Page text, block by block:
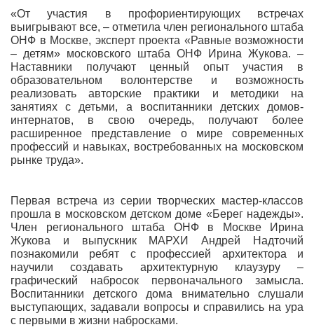
«От участия в профориентирующих встречах
выигрывают все, – отметила член регионального штаба
ОНФ в Москве, эксперт проекта «Равные возможности
– детям» московского штаба ОНФ Ирина Жукова. –
Наставники получают ценный опыт участия в
образовательном волонтерстве и возможность
реализовать авторские практики и методики на
занятиях с детьми, а воспитанники детских домов-
интернатов, в свою очередь, получают более
расширенное представление о мире современных
профессий и навыках, востребованных на московском
рынке труда».
Первая встреча из серии творческих мастер-классов
прошла в московском детском доме «Берег надежды».
Член регионального штаба ОНФ в Москве Ирина
Жукова и выпускник МАРХИ Андрей Надточий
познакомили ребят с профессией архитектора и
научили создавать архитектурную клаузуру –
графический набросок первоначального замысла.
Воспитанники детского дома внимательно слушали
выступающих, задавали вопросы и справились на ура
с первыми в жизни набросками.